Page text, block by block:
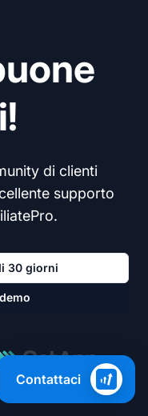
di clienti
supporto
30 giorni
Contattaci